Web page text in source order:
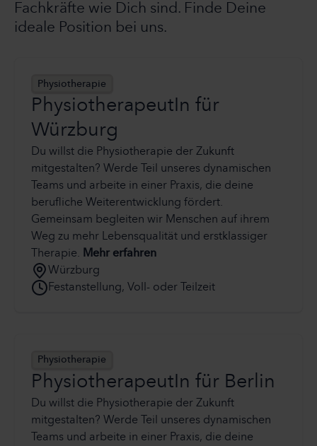
Fachkräfte wie Dich sind. Finde Deine
ideale Position bei uns.
Physiotherapie
PhysiotherapeutIn für
Würzburg
Du willst die Physiotherapie der Zukunft
mitgestalten? Werde Teil unseres dynamischen
Teams und arbeite in einer Praxis, die deine
berufliche Weiterentwicklung fördert.
Gemeinsam begleiten wir Menschen auf ihrem
Weg zu mehr Lebensqualität und erstklassiger
Therapie. Mehr erfahren
Würzburg
Festanstellung, Voll- oder Teilzeit
Physiotherapie
PhysiotherapeutIn für Berlin
Du willst die Physiotherapie der Zukunft
mitgestalten? Werde Teil unseres dynamischen
Teams und arbeite in einer Praxis, die deine